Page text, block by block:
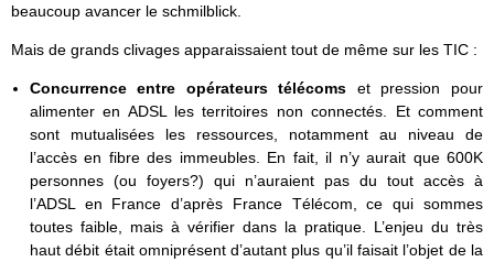
beaucoup avancer le schmilblick.
Mais de grands clivages apparaissaient tout de même sur les TIC :
Concurrence entre opérateurs télécoms et pression pour
alimenter en ADSL les territoires non connectés. Et comment
sont mutualisées les ressources, notamment au niveau de
l’accès en fibre des immeubles. En fait, il n’y aurait que 600K
personnes (ou foyers?) qui n’auraient pas du tout accès à
l’ADSL en France d’après France Télécom, ce qui sommes
toutes faible, mais à vérifier dans la pratique. L’enjeu du très
haut débit était omniprésent d’autant plus qu’il faisait l’objet de la